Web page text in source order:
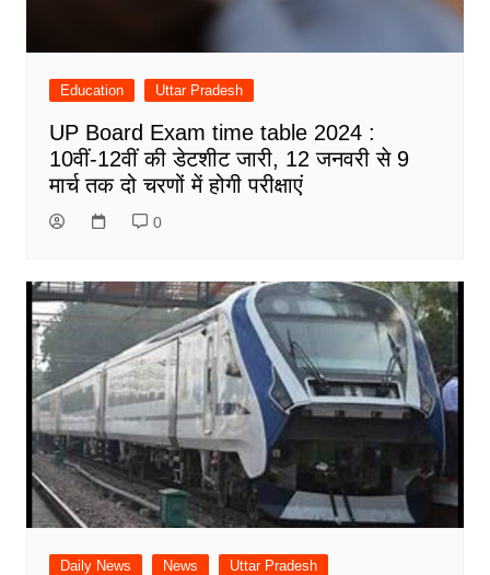
Education Uttar Pradesh
UP Board Exam time table 2024 :
10वीं-12वीं की डेटशीट जारी, 12 जनवरी से 9
मार्च तक दो चरणों में होगी परीक्षाएं
0
Daily News News Uttar Pradesh